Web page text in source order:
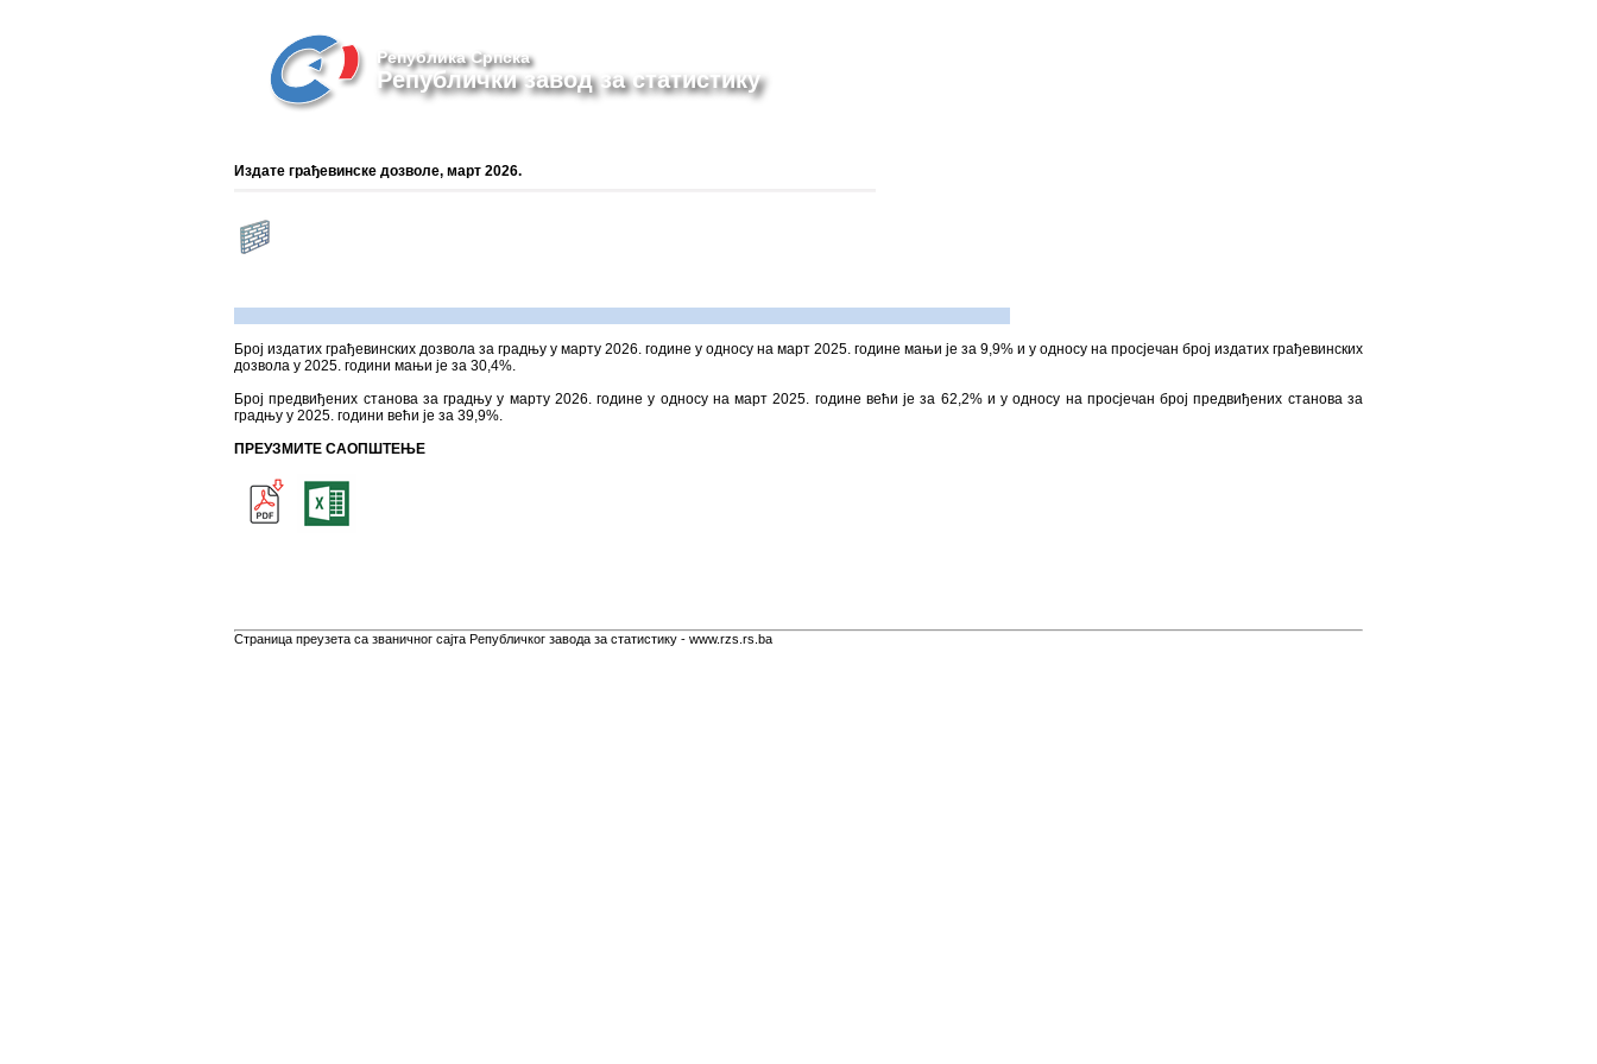
Република Српска
Републички завод за статистику
Издате грађевинске дозволе, март 2026.
Број издатих грађевинских дозвола за градњу у марту 2026. године у односу на март 2025. године мањи је за 9,9% и у односу на просјечан број издатих грађевинских
дозвола у 2025. години мањи је за 30,4%.
Број предвиђених станова за градњу у марту 2026. године у односу на март 2025. године већи је за 62,2% и у односу на просјечан број предвиђених станова за
градњу у 2025. години већи је за 39,9%.
ПРЕУЗМИТЕ САОПШТЕЊЕ
Страница преузета са званичног сајта Републичког завода за статистику - www.rzs.rs.ba